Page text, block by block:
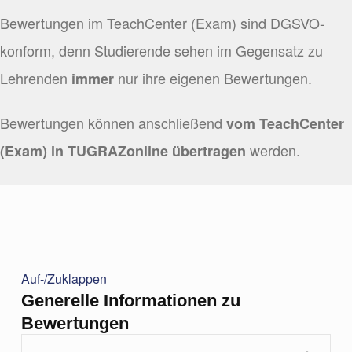
Bewertungen im TeachCenter (Exam) sind DGSVO-
konform, denn Studierende sehen im Gegensatz zu
Lehrenden immer nur ihre eigenen Bewertungen.
Bewertungen können anschließend vom TeachCenter
(Exam) in TUGRAZonline übertragen werden.
Auf-/Zuklappen
Generelle Informationen zu
Bewertungen